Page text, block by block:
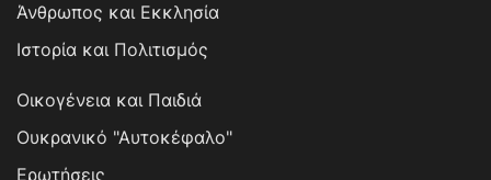
Άνθρωπος και Εκκλησία
Ιστορία και Πολιτισμός
Οικογένεια και Παιδιά
Ουκρανικό "Αυτοκέφαλο"
Ερωτήσεις